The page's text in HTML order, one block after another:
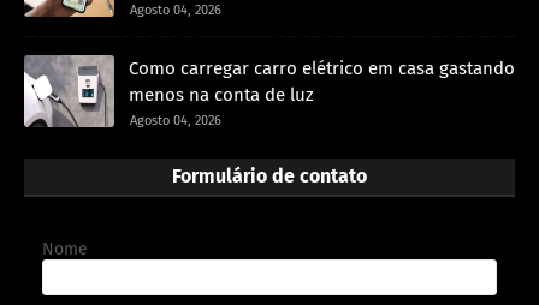
Agosto 04, 2026
Como carregar carro elétrico em casa gastando
menos na conta de luz
Agosto 04, 2026
Formulário de contato
Nome